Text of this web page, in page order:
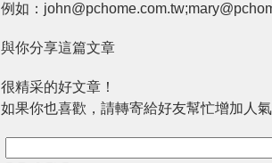
例如：
與你分享這篇文章
很精采的好文章！
如果你也喜歡，請轉寄給好友幫忙增加人